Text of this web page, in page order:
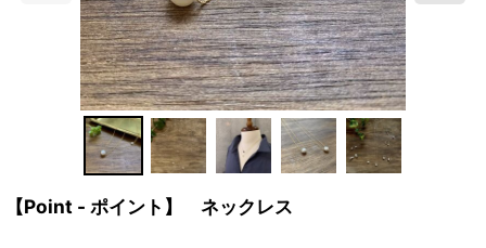
【Point - ポイント】 ネックレス